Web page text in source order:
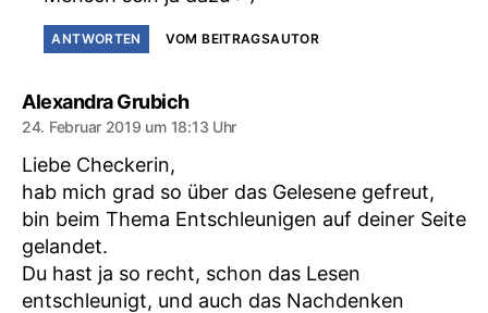
ANTWORTEN VOM BEITRAGSAUTOR
Alexandra Grubichsagt:
24. Februar 2019 um 18:13 Uhr
Liebe Checkerin,
hab mich grad so über das Gelesene gefreut,
bin beim Thema Entschleunigen auf deiner Seite
gelandet.
Du hast ja so recht, schon das Lesen
entschleunigt, und auch das Nachdenken